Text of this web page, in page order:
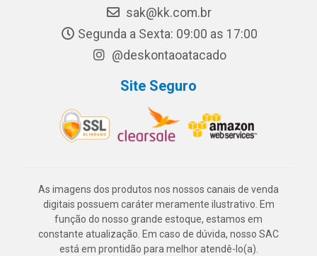
sak@kk.com.br
Segunda a Sexta: 09:00 as 17:00
@deskontaoatacado
Site Seguro
As imagens dos produtos nos nossos canais de venda
digitais possuem caráter meramente ilustrativo. Em
função do nosso grande estoque, estamos em
constante atualização. Em caso de dúvida, nosso SAC
está em prontidão para melhor atendê-lo(a).